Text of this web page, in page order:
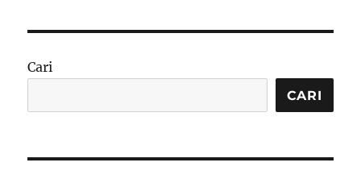
Cari
CARI